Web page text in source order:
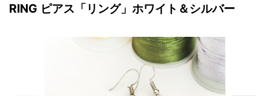
RING ピアス「リング」ホワイト＆シルバー